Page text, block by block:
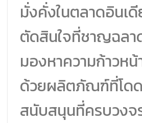
มั่งคั่งในตลาดอินเ
ตัดสินใจที่ชาญฉล
มองหาความก้าวหน้
ด้วยผลิตภัณฑ์ที่โดด
สนับสนุนที่ครบวงจ